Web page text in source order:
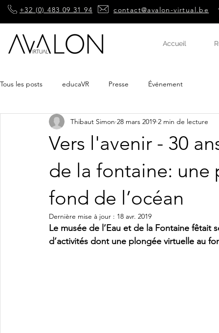
+32 (0) 483 09 31 94 contact@avalon-virtual.be
Accueil
Tous les posts educaVR Presse Événement
Vers l'avenir - 30
de la fontaine:
fond de l’océan
Thibaut Simon 28 mars 2019 2 min de lecture
Dernière mise à jour : 18 avr. 2019
Le musée de l’Eau et de la Fontaine
d’activités dont une plongée virtuelle au